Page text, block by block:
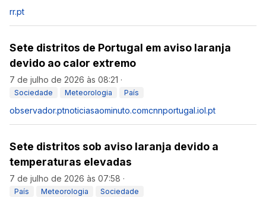
rr.pt
Sete distritos de Portugal em aviso laranja
devido ao calor extremo
7 de julho de 2026 às 08:21 ·
Sociedade Meteorologia País
observador.ptnoticiasaominuto.comcnnportugal.iol.pt
Sete distritos sob aviso laranja devido a
temperaturas elevadas
7 de julho de 2026 às 07:58 ·
País Meteorologia Sociedade